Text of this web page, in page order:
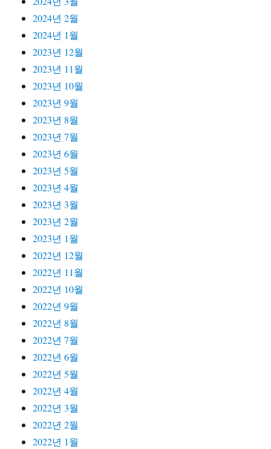
2024년 2월
2024년 1월
2023년 12월
2023년 11월
2023년 10월
2023년 9월
2023년 8월
2023년 7월
2023년 6월
2023년 5월
2023년 4월
2023년 3월
2023년 2월
2023년 1월
2022년 12월
2022년 11월
2022년 10월
2022년 9월
2022년 8월
2022년 7월
2022년 6월
2022년 5월
2022년 4월
2022년 3월
2022년 2월
2022년 1월